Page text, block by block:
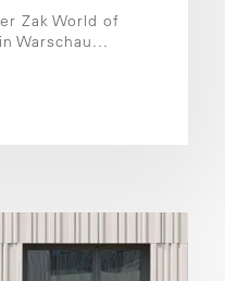
Zak World of
Warschau...